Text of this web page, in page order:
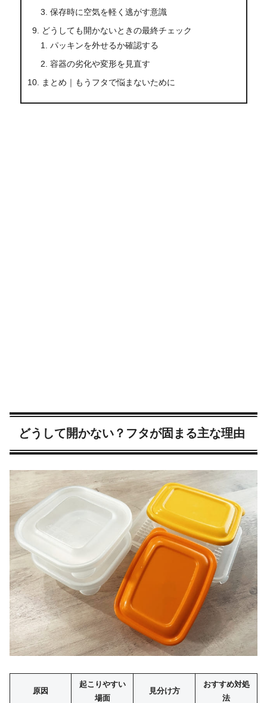
保存時に空気を軽く逃がす意識
どうしても開かないときの最終チェック
パッキンを外せるか確認する
容器の劣化や変形を見直す
まとめ｜もうフタで悩まないために
どうして開かない？フタが固まる主な理由
原因
起こりやすい
場面
見分け方
おすすめ対処
法